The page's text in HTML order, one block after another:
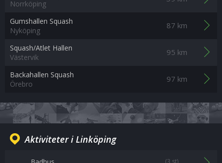
Norrköping
Gumshallen Squash
Nyköping
87 km
Squash/Atlet Hallen
Västervik
95 km
Backahallen Squash
Örebro
97 km
Aktiviteter i Linköping
(3 st)